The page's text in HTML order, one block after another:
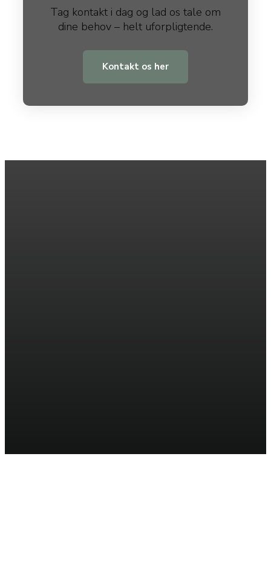
​Tag kontakt i dag og lad os tale om
dine behov – helt uforpligtende.​
Kontakt os her